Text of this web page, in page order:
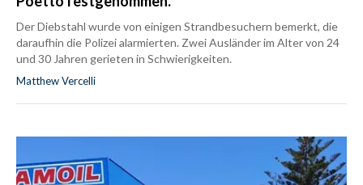
Der Diebstahl wurde von einigen Strandbesuchern bemerkt, die
daraufhin die Polizei alarmierten. Zwei Ausländer im Alter von 24
und 30 Jahren gerieten in Schwierigkeiten.
Matthew Vercelli